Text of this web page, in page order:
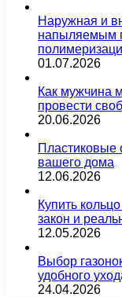
Наружная и
напыляемым
01.07.2026
Как мужчина
провести
20.06.2026
вашего дома
12.06.2026
Купить
закон и
12.05.2026
Выбор
удобного
24.04.2026